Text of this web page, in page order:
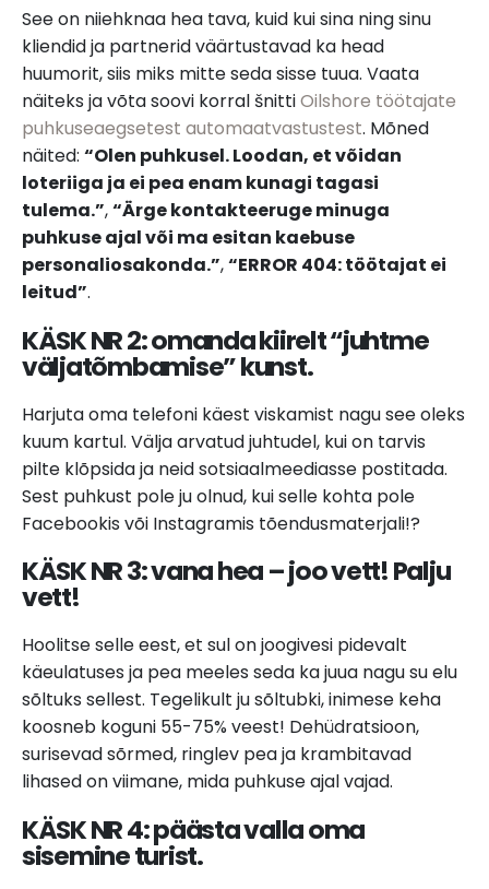
See on niiehknaa hea tava, kuid kui sina ning sinu
kliendid ja partnerid väärtustavad ka head
huumorit, siis miks mitte seda sisse tuua. Vaata
näiteks ja võta soovi korral šnittiOilshore töötajate
puhkuseaegsetest automaatvastustest. Mõned
näited: “Olen puhkusel. Loodan, et võidan
loteriiga ja ei pea enam kunagi tagasi
tulema.”,“Ärge kontakteeruge minuga
puhkuse ajal või ma esitan kaebuse
personaliosakonda.”,“ERROR 404: töötajat ei
leitud”.
KÄSK NR 2: omanda kiirelt “juhtme
väljatõmbamise” kunst.
Harjuta oma telefoni käest viskamist nagu see oleks
kuum kartul. Välja arvatud juhtudel, kui on tarvis
pilte klõpsida ja neid sotsiaalmeediasse postitada.
Sest puhkust pole ju olnud, kui selle kohta pole
Facebookis või Instagramis tõendusmaterjali!?
KÄSK NR 3: vana hea – joo vett! Palju
vett!
Hoolitse selle eest, et sul on joogivesi pidevalt
käeulatuses ja pea meeles seda ka juua nagu su elu
sõltuks sellest. Tegelikult ju sõltubki, inimese keha
koosneb koguni 55-75% veest! Dehüdratsioon,
surisevad sõrmed, ringlev pea ja krambitavad
lihased on viimane, mida puhkuse ajal vajad.
KÄSK NR 4: päästa valla oma
sisemine turist.